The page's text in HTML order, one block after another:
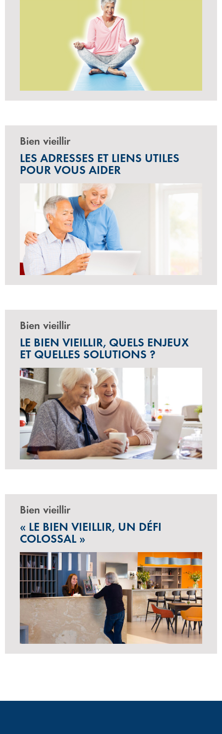
Bien vieillir
LES ADRESSES ET LIENS UTILES
POUR VOUS AIDER
Bien vieillir
LE BIEN VIEILLIR, QUELS ENJEUX
ET QUELLES SOLUTIONS ?
Bien vieillir
« LE BIEN VIEILLIR, UN DÉFI
COLOSSAL »